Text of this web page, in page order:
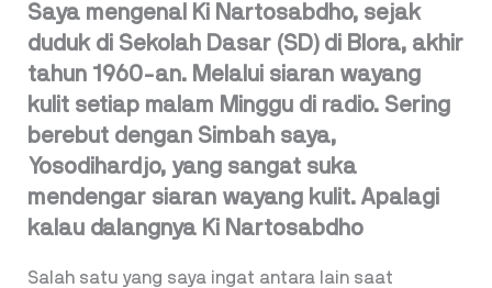
Saya mengenal Ki Nartosabdho, sejak
duduk di Sekolah Dasar (SD) di Blora, akhir
tahun 1960-an. Melalui siaran wayang
kulit setiap malam Minggu di radio. Sering
berebut dengan Simbah saya,
Yosodihardjo, yang sangat suka
mendengar siaran wayang kulit. Apalagi
kalau dalangnya Ki Nartosabdho
Salah satu yang saya ingat antara lain saat